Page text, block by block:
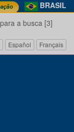
BRASIL
a busca [3]
Español Français